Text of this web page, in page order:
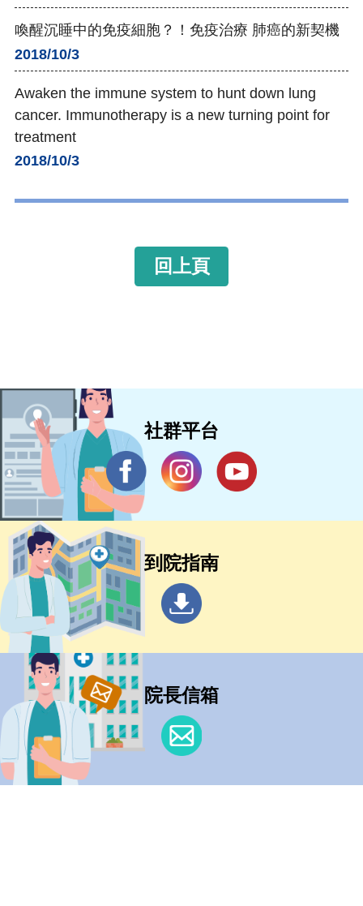
喚醒沉睡中的免疫細胞？！免疫治療 肺癌的新契機
2018/10/3
Awaken the immune system to hunt down lung
cancer. Immunotherapy is a new turning point for
treatment
2018/10/3
回上頁
社群平台
到院指南
院長信箱